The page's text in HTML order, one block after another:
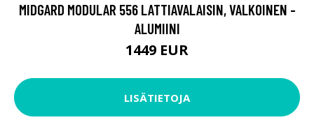
MIDGARD MODULAR 556 LATTIAVALAISIN, VALKOINEN -
ALUMIINI
1449 EUR
LISÄTIETOJA